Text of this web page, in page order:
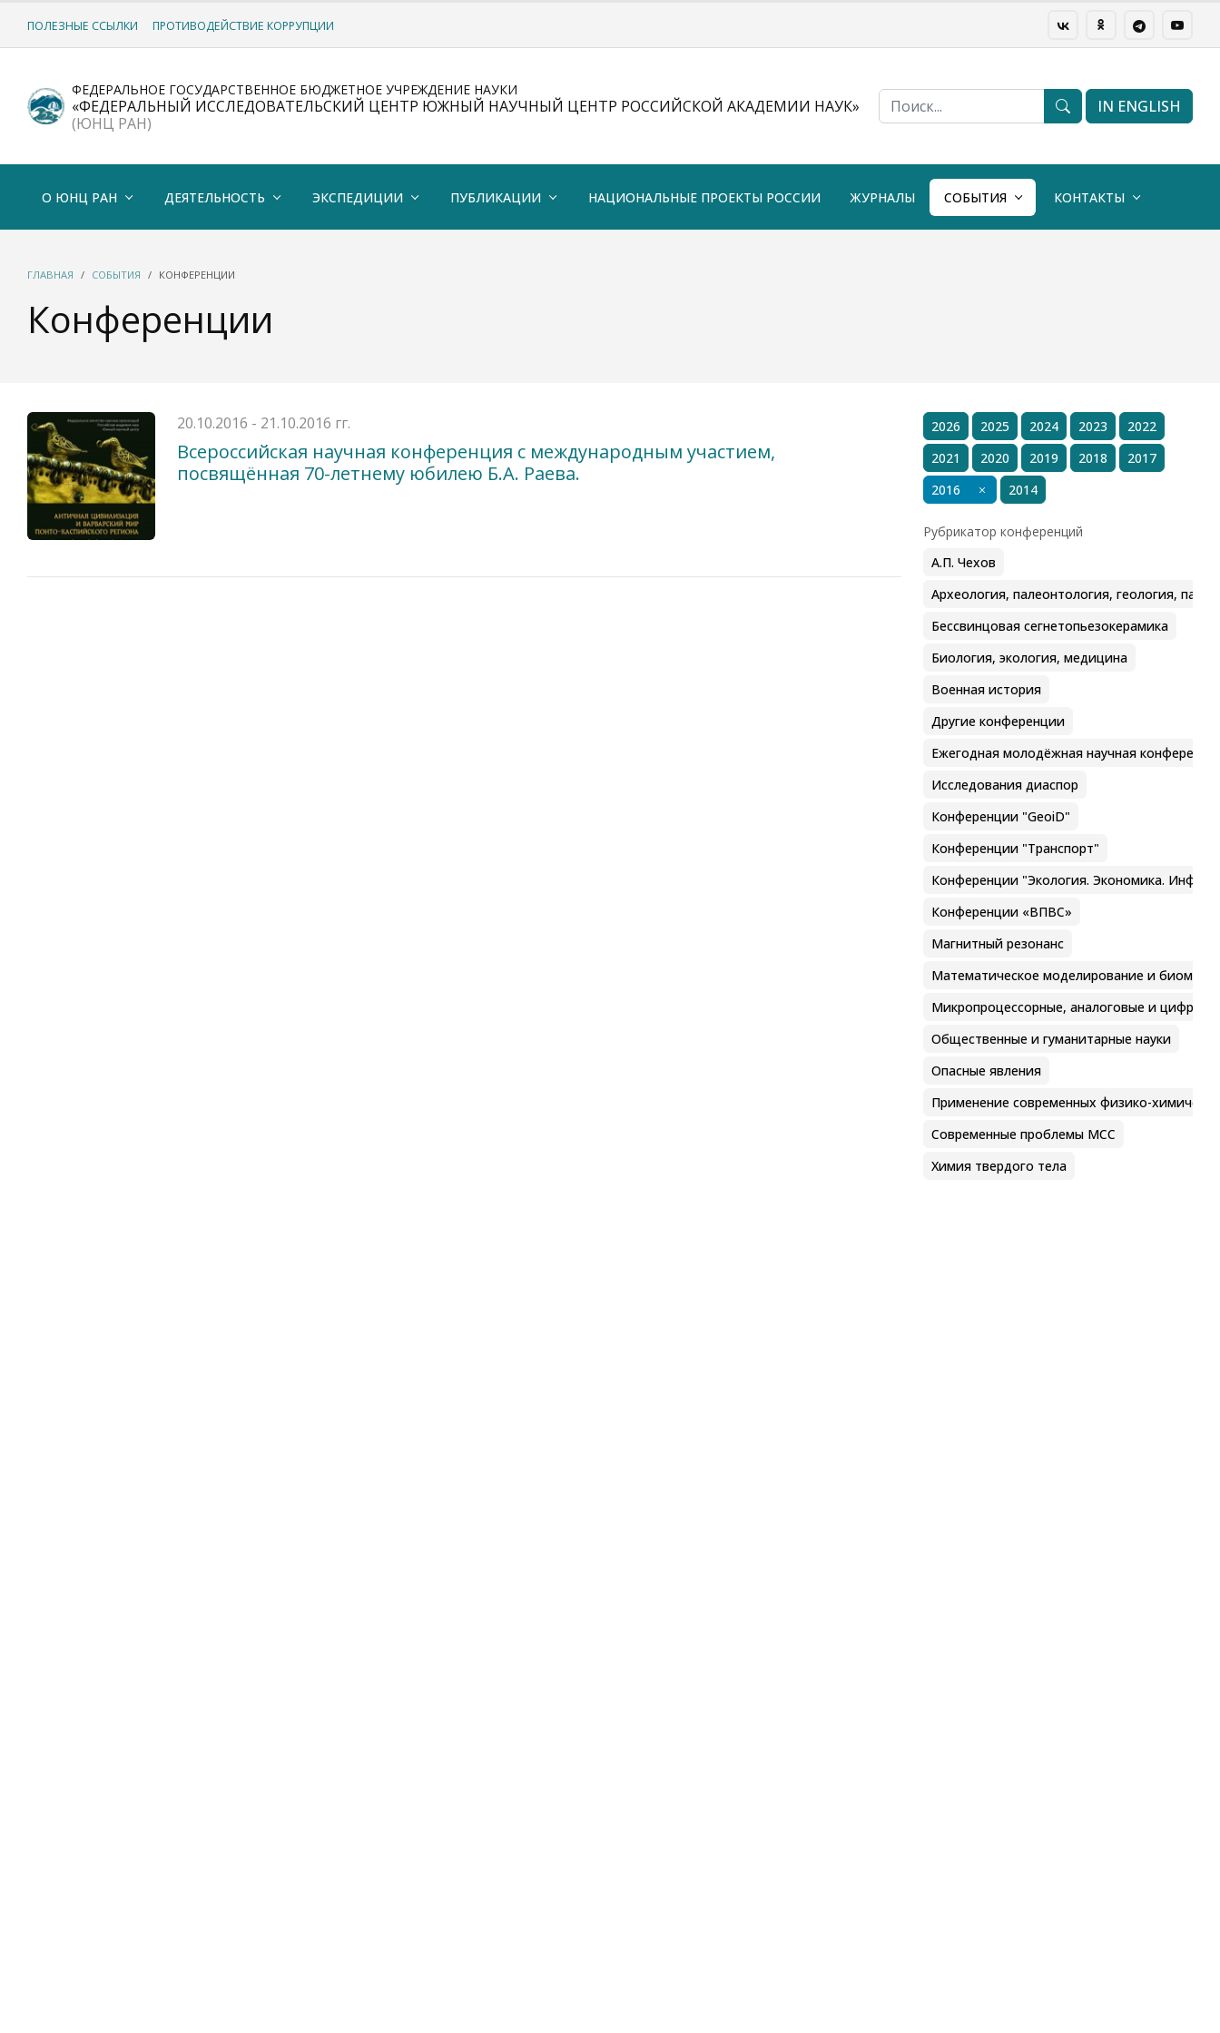
ПОЛЕЗНЫЕ ССЫЛКИ ПРОТИВОДЕЙСТВИЕ КОРРУПЦИИ
ФЕДЕРАЛЬНОЕ ГОСУДАРСТВЕННОЕ БЮДЖЕТНОЕ УЧРЕЖДЕНИЕ НАУКИ
«ФЕДЕРАЛЬНЫЙ ИССЛЕДОВАТЕЛЬСКИЙ ЦЕНТР ЮЖНЫЙ НАУЧНЫЙ ЦЕНТР РОССИЙСКОЙ АКАДЕМИИ НАУК»
(ЮНЦ РАН)
IN ENGLISH
О ЮНЦ РАН ДЕЯТЕЛЬНОСТЬ ЭКСПЕДИЦИИ ПУБЛИКАЦИИ НАЦИОНАЛЬНЫЕ ПРОЕКТЫ РОССИИ ЖУРНАЛЫ СОБЫТИЯ КОНТАКТЫ
ГЛАВНАЯ СОБЫТИЯ КОНФЕРЕНЦИИ
Конференции
20.10.2016 - 21.10.2016 гг.
Всероссийская научная конференция с международным участием,
посвящённая 70-летнему юбилею Б.А. Раева.
2026 2025 2024 2023
2022
2021
2020 2019 2018
2017
2016
2014
Рубрикатор конференций
А.П. Чехов
Археология, палеонтология, геология,
Бессвинцовая сегнетопьезокерамика
Биология, экология, медицина
Военная история
Другие конференции
Ежегодная молодёжная научная
Исследования диаспор
Конференции "GeoiD"
Конференции "Транспорт"
Конференции "Экология. Экономика.
Конференции «ВПВС»
Магнитный резонанс
Математическое моделирование и
Микропроцессорные, аналоговые и
Общественные и гуманитарные науки
Опасные явления
Применение современных физико-
Современные проблемы МСС
Химия твердого тела